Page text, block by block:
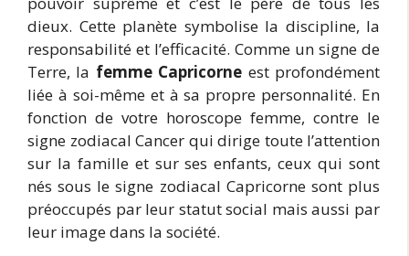
dieux. Cette planète symbolise la discipline, la
responsabilité et l’efficacité. Comme un signe de
Terre, la femme Capricorne est profondément
liée à soi-même et à sa propre personnalité. En
fonction de votre horoscope femme, contre le
signe zodiacal Cancer qui dirige toute l’attention
sur la famille et sur ses enfants, ceux qui sont
nés sous le signe zodiacal Capricorne sont plus
préoccupés par leur statut social mais aussi par
leur image dans la société.